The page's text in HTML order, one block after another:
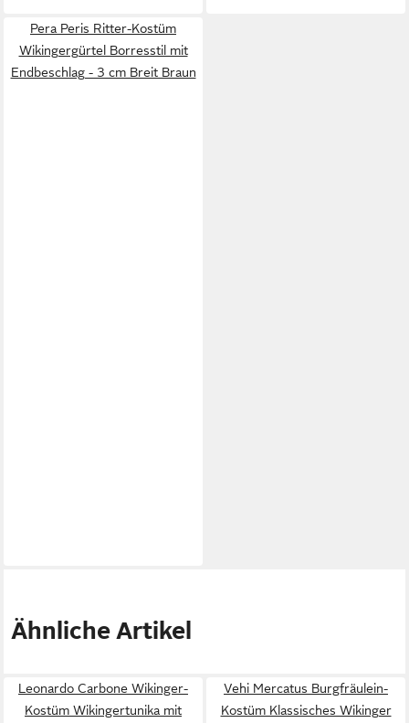
Pera Peris Ritter-Kostüm
Wikingergürtel Borresstil mit
Endbeschlag - 3 cm Breit Braun
Ähnliche Artikel
Leonardo Carbone Wikinger-
Kostüm Wikingertunika mit
Vehi Mercatus Burgfräulein-
Kostüm Klassisches Wikinger